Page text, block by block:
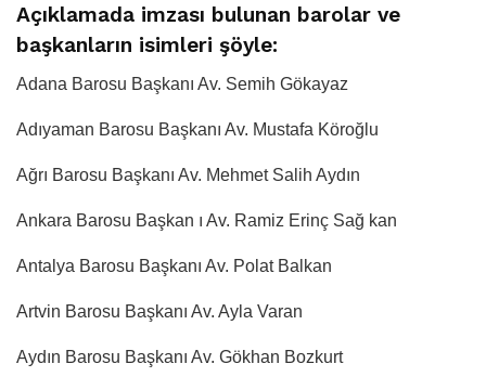
Açıklamada imzası bulunan barolar ve
başkanların isimleri şöyle:
Adana Barosu Başkanı Av. Semih Gökayaz
Adıyaman Barosu Başkanı Av. Mustafa Köroğlu
Ağrı Barosu Başkanı Av. Mehmet Salih Aydın
Ankara Barosu Başkan ı Av. Ramiz Erinç Sağ kan
Antalya Barosu Başkanı Av. Polat Balkan
Artvin Barosu Başkanı Av. Ayla Varan
Aydın Barosu Başkanı Av. Gökhan Bozkurt